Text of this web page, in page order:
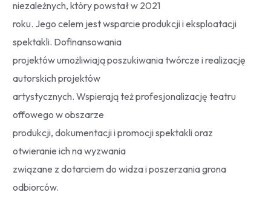
niezależnych, który powstał w 2021
roku. Jego celem jest wsparcie produkcji i eksploatacji
spektakli. Dofinansowania
projektów umożliwiają poszukiwania twórcze i realizację
autorskich projektów
artystycznych. Wspierają też profesjonalizację teatru
offowego w obszarze
produkcji, dokumentacji i promocji spektakli oraz
otwieranie ich na wyzwania
związane z dotarciem do widza i poszerzania grona
odbiorców.